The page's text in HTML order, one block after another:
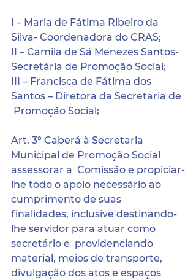
I – Maria de Fátima Ribeiro da
Silva- Coordenadora do CRAS;
II – Camila de Sá Menezes Santos-
Secretária de Promoção Social;
III – Francisca de Fátima dos
Santos – Diretora da Secretaria de
Promoção Social;
Art. 3º Caberá à Secretaria
Municipal de Promoção Social
assessorar a  Comissão e propiciar-
lhe todo o apoio necessário ao
cumprimento de suas
finalidades, inclusive destinando-
lhe servidor para atuar como
secretário e  providenciando
material, meios de transporte,
divulgação dos atos e espaços